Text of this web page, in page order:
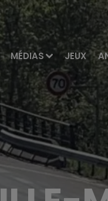
MÉDIAS JEUX